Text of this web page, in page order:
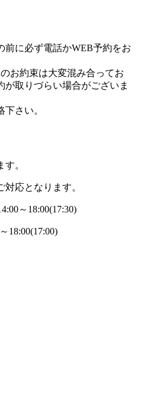
前に必ず電話かWEB予約をお
お約束は大変混み合ってお
が取りづらい場合がございま
さい。
。
応となります。
～18:00(17:30)
18:00(17:00)